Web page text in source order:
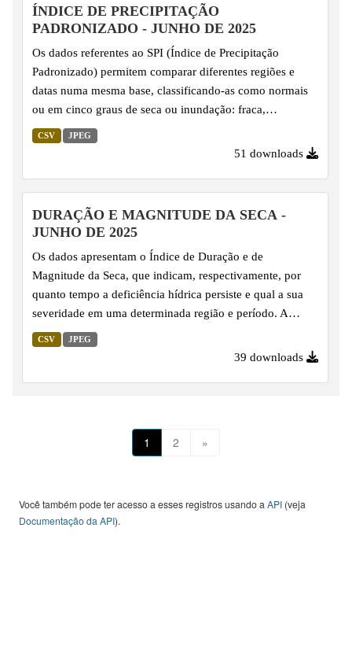
ÍNDICE DE PRECIPITAÇÃO
PADRONIZADO - JUNHO DE 2025
Os dados referentes ao SPI (Índice de Precipitação
Padronizado) permitem comparar diferentes regiões e
datas numa mesma base, classificando-as como normais
ou em cinco graus de seca ou inundação: fraca,
moderada, grave, extrema e excepcional. O SPI é
calculado com base na série histórica de precipitação,
climatologia para monitorar e comparar anomalias de
precipitação de modo abrangente, facilitando a
identificação de condições de seca...
CSV JPEG
51 downloads
DURAÇÃO E MAGNITUDE DA SECA -
JUNHO DE 2025
Os dados apresentam o Índice de Duração e de
Magnitude da Seca, que indicam, respectivamente, por
quanto tempo a deficiência hídrica persiste e qual a sua
severidade em uma determinada região e período. A
magnitude é calculada com base na duração e na
intensidade do déficit hídrico, ou seja, no somatório dos
CSV JPEG
39 downloads
1 2 »
Você também pode ter acesso a esses registros usando a API (veja
Documentação da API).